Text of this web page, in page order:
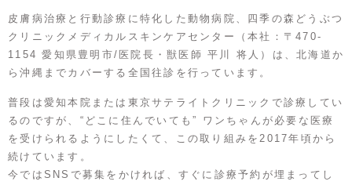
皮膚病治療と行動診療に特化した動物病院、四季の森どうぶつ
クリニックメディカルスキンケアセンター（本社：〒470-
1154 愛知県豊明市/医院長・獣医師 平川 将人）は、北海道か
ら沖縄までカバーする全国往診を行っています。
普段は愛知本院または東京サテライトクリニックで診療してい
るのですが、“どこに住んでいても” ワンちゃんが必要な医療
を受けられるようにしたくて、この取り組みを2017年頃から
続けています。
今ではSNSで募集をかければ、すぐに診療予約が埋まってし